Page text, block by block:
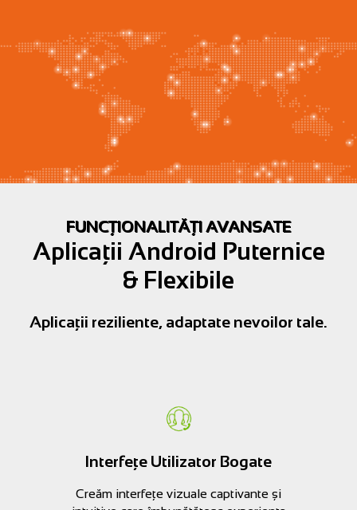
FUNCȚIONALITĂȚI AVANSATE
Aplicații Android Puternice
& Flexibile
Aplicații reziliente, adaptate nevoilor tale.
Interfețe Utilizator Bogate
Creăm interfețe vizuale captivante și